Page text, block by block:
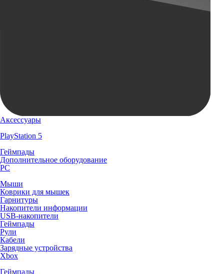
Аксессуары
PlayStation 5
Геймпады
Дополнительное оборудование
PC
Мыши
Коврики для мышек
Гарнитуры
Накопители информации
USB-накопители
Геймпады
Рули
Кабели
Зарядные устройства
Xbox
Геймпады